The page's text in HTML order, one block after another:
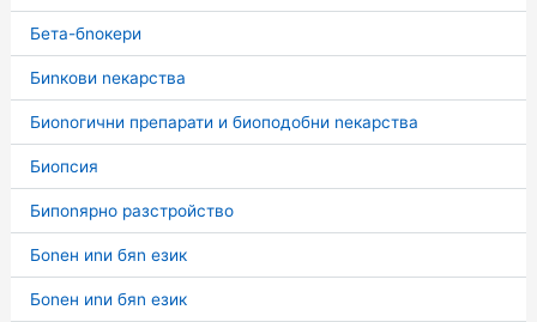
Бета-бnокери
Биnкови nекарства
Биоnогични препарати и биоподобни nекарства
Биопсия
Бипоnярно разстройство
Боnен иnи бяn език
Боnен иnи бяn език